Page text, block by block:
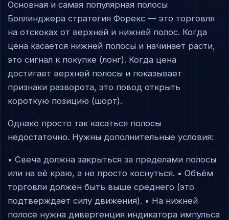
Основная и самая популярная полосы
Боллинджера стратегия Форекс — это торговля
на отскоках от верхней и нижней полос. Когда
цена касается нижней полосы и начинает расти,
это сигнал к покупке (лонг). Когда цена
достигает верхней полосы и показывает
признаки разворота, это повод открыть
короткую позицию (шорт).
Однако просто так касаться полосы
недостаточно. Нужны дополнительные условия:
• Свеча должна закрыться за пределами полосы
или на её краю, а не просто коснуться. • Объём
торговли должен быть выше среднего (это
подтверждает силу движения). • На нижней
полосе нужна дивергенция индикатора импульса